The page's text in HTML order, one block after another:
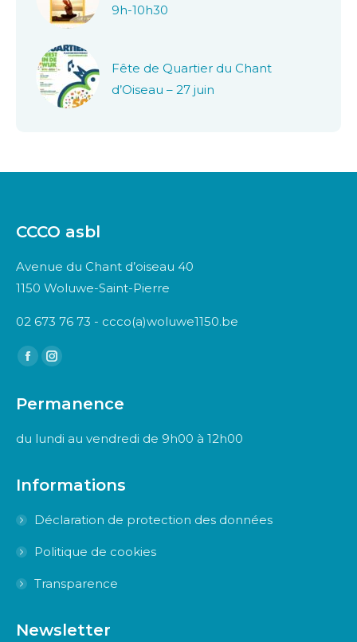
9h-10h30
Fête de Quartier du Chant
d’Oiseau – 27 juin
CCCO asbl
Avenue du Chant d’oiseau 40
1150 Woluwe-Saint-Pierre
02 673 76 73 - ccco(a)woluwe1150.be
Trouvez nous sur :
Facebook
opens
Instagram
opens
Permanence
du lundi au vendredi de 9h00 à 12h00
Informations
Déclaration de protection des données
Politique de cookies
Transparence
Newsletter